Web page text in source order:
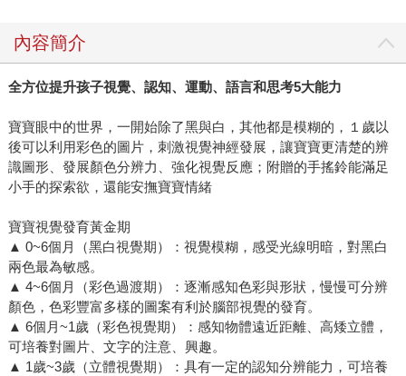
內容簡介
全方位提升孩子視覺、認知、運動、語言和思考5大能力
寶寶眼中的世界，一開始除了黑與白，其他都是模糊的，１歲以
後可以利用彩色的圖片，刺激視覺神經發展，讓寶寶更清楚的辨
識圖形、發展顏色分辨力、強化視覺反應；附贈的手搖鈴能滿足
小手的探索欲，還能安撫寶寶情緒
寶寶視覺發育黃金期
▲ 0~6個月（黑白視覺期）：視覺模糊，感受光線明暗，對黑白
兩色最為敏感。
▲ 4~6個月（彩色過渡期）：逐漸感知色彩與形狀，慢慢可分辨
顏色，色彩豐富多樣的圖案有利於腦部視覺的發育。
▲ 6個月~1歲（彩色視覺期）：感知物體遠近距離、高矮立體，
可培養對圖片、文字的注意、興趣。
▲ 1歲~3歲（立體視覺期）：具有一定的認知分辨能力，可培養